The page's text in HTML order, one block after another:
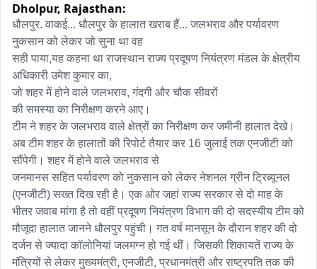
Dholpur, Rajasthan:
धौलपुर. वाकई... धौलपुर के हालात खराब हैं... जलभराव और पर्यावरण
नुकसान को लेकर जो सुना था वह
सही पाया,यह कहना था राजस्थान राज्य प्रदूषण नियंत्रण मंडल के क्षेत्रीय
अधिकारी उमेश कुमार का,
जो शहर में होने वाले जलभराव, गंदगी और चौक सीवरों
की समस्या का निरीक्षण करने आए।
टीम ने शहर के जलभराव वाले क्षेत्रों का निरीक्षण कर जमीनी हालात देखे।
अब टीम शहर के हालातों की रिपोर्ट तैयार कर 16 जुलाई तक एनजीटी को
सौंपेगी। शहर में होने वाले जलभराव से
जनमानस सहित पर्यावरण को नुकसान को लेकर नेशनल ग्रीन ट्रिब्यूनल
(एनजीटी) सख्त दिख रही है। एक ओर जहां राज्य सरकार से दो माह के
भीतर जवाब मांगा है तो वहीं प्रदूषण नियंत्रण विभाग की दो सदस्यीय टीम को
मौजूदा हालात जानने धौलपुर पहुंची। गत वर्ष मानसून के दौरान शहर की दो
दर्जन से ज्यादा कॉलोनियां जलमग्न हो गई थीं। जिसकी शिकायतें राज्य के
मंत्रियों से लेकर मुख्यमंत्री, एनजीटी, प्रधानमंत्री और राष्ट्रपति तक की